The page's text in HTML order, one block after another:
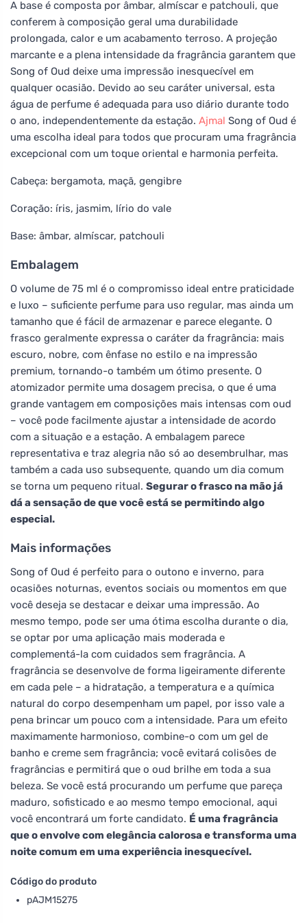
A base é composta por âmbar, almíscar e patchouli, que
conferem à composição geral uma durabilidade
prolongada, calor e um acabamento terroso. A projeção
marcante e a plena intensidade da fragrância garantem que
Song of Oud deixe uma impressão inesquecível em
qualquer ocasião. Devido ao seu caráter universal, esta
água de perfume é adequada para uso diário durante todo
o ano, independentemente da estação. Ajmal Song of Oud é
uma escolha ideal para todos que procuram uma fragrância
excepcional com um toque oriental e harmonia perfeita.
Cabeça: bergamota, maçã, gengibre
Coração: íris, jasmim, lírio do vale
Base: âmbar, almíscar, patchouli
Embalagem
O volume de 75 ml é o compromisso ideal entre praticidade
e luxo – suficiente perfume para uso regular, mas ainda um
tamanho que é fácil de armazenar e parece elegante. O
frasco geralmente expressa o caráter da fragrância: mais
escuro, nobre, com ênfase no estilo e na impressão
premium, tornando-o também um ótimo presente. O
atomizador permite uma dosagem precisa, o que é uma
grande vantagem em composições mais intensas com oud
– você pode facilmente ajustar a intensidade de acordo
com a situação e a estação. A embalagem parece
representativa e traz alegria não só ao desembrulhar, mas
também a cada uso subsequente, quando um dia comum
se torna um pequeno ritual. Segurar o frasco na mão já
dá a sensação de que você está se permitindo algo
especial.
Mais informações
Song of Oud é perfeito para o outono e inverno, para
ocasiões noturnas, eventos sociais ou momentos em que
você deseja se destacar e deixar uma impressão. Ao
mesmo tempo, pode ser uma ótima escolha durante o dia,
se optar por uma aplicação mais moderada e
complementá-la com cuidados sem fragrância. A
fragrância se desenvolve de forma ligeiramente diferente
em cada pele – a hidratação, a temperatura e a química
natural do corpo desempenham um papel, por isso vale a
pena brincar um pouco com a intensidade. Para um efeito
maximamente harmonioso, combine-o com um gel de
banho e creme sem fragrância; você evitará colisões de
fragrâncias e permitirá que o oud brilhe em toda a sua
beleza. Se você está procurando um perfume que pareça
maduro, sofisticado e ao mesmo tempo emocional, aqui
você encontrará um forte candidato. É uma fragrância
que o envolve com elegância calorosa e transforma uma
noite comum em uma experiência inesquecível.
Código do produto
pAJM15275